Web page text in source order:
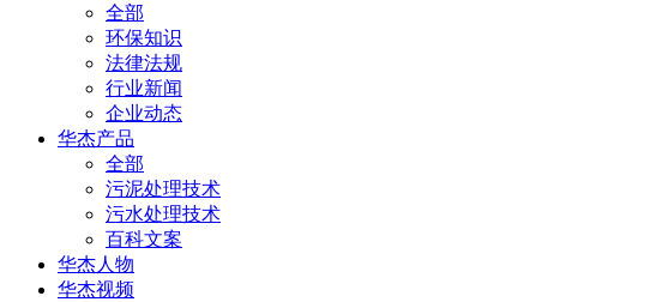
全部
环保知识
法律法规
行业新闻
企业动态
华杰产品
全部
污泥处理技术
污水处理技术
百科文案
华杰人物
华杰视频